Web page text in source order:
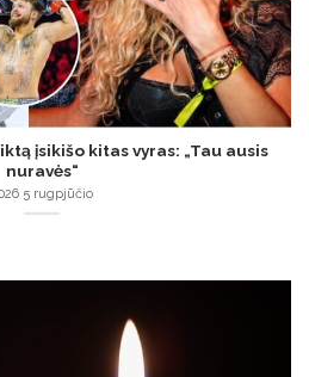
įsikišo kitas vyras: „Tau ausis
nuravės“
5 rugpjūčio